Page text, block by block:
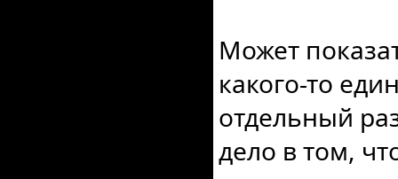
Может
какого-то
отдельный
дело в том,